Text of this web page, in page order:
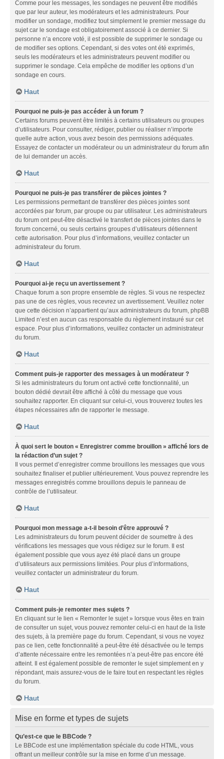
Comme pour les messages, les sondages ne peuvent être modifiés
que par leur auteur, les modérateurs et les administrateurs. Pour
modifier un sondage, modifiez tout simplement le premier message du
sujet car le sondage est obligatoirement associé à ce dernier. Si
personne n’a encore voté, il est possible de supprimer le sondage ou
de modifier ses options. Cependant, si des votes ont été exprimés,
seuls les modérateurs et les administrateurs peuvent modifier ou
supprimer le sondage. Cela empêche de modifier les options d’un
sondage en cours.
Haut
Pourquoi ne puis-je pas accéder à un forum ?
Certains forums peuvent être limités à certains utilisateurs ou groupes
d’utilisateurs. Pour consulter, rédiger, publier ou réaliser n’importe
quelle autre action, vous avez besoin des permissions adéquates.
Essayez de contacter un modérateur ou un administrateur du forum afin
de lui demander un accès.
Haut
Pourquoi ne puis-je pas transférer de pièces jointes ?
Les permissions permettant de transférer des pièces jointes sont
accordées par forum, par groupe ou par utilisateur. Les administrateurs
du forum ont peut-être désactivé le transfert de pièces jointes dans le
forum concerné, ou seuls certains groupes d’utilisateurs détiennent
cette autorisation. Pour plus d’informations, veuillez contacter un
administrateur du forum.
Haut
Pourquoi ai-je reçu un avertissement ?
Chaque forum a son propre ensemble de règles. Si vous ne respectez
pas une de ces règles, vous recevrez un avertissement. Veuillez noter
que cette décision n’appartient qu’aux administrateurs du forum, phpBB
Limited n’est en aucun cas responsable du règlement instauré sur cet
espace. Pour plus d’informations, veuillez contacter un administrateur
du forum.
Haut
Comment puis-je rapporter des messages à un modérateur ?
Si les administrateurs du forum ont activé cette fonctionnalité, un
bouton dédié devrait être affiché à côté du message que vous
souhaitez rapporter. En cliquant sur celui-ci, vous trouverez toutes les
étapes nécessaires afin de rapporter le message.
Haut
À quoi sert le bouton « Enregistrer comme brouillon » affiché lors de
la rédaction d’un sujet ?
Il vous permet d’enregistrer comme brouillons les messages que vous
souhaitez finaliser et publier ultérieurement. Vous pouvez reprendre les
messages enregistrés comme brouillons depuis le panneau de
contrôle de l’utilisateur.
Haut
Pourquoi mon message a-t-il besoin d’être approuvé ?
Les administrateurs du forum peuvent décider de soumettre à des
vérifications les messages que vous rédigez sur le forum. Il est
également possible que vous ayez été placé dans un groupe
d’utilisateurs aux permissions limitées. Pour plus d’informations,
veuillez contacter un administrateur du forum.
Haut
Comment puis-je remonter mes sujets ?
En cliquant sur le lien « Remonter le sujet » lorsque vous êtes en train
de consulter un sujet, vous pouvez remonter celui-ci en haut de la liste
des sujets, à la première page du forum. Cependant, si vous ne voyez
pas ce lien, cette fonctionnalité a peut-être été désactivée ou le temps
d’attente nécessaire entre les remontées n’a peut-être pas encore été
atteint. Il est également possible de remonter le sujet simplement en y
répondant, mais assurez-vous de le faire tout en respectant les règles
du forum.
Haut
Mise en forme et types de sujets
Qu’est-ce que le BBCode ?
Le BBCode est une implémentation spéciale du code HTML, vous
offrant un meilleur contrôle sur la mise en forme d’un message.